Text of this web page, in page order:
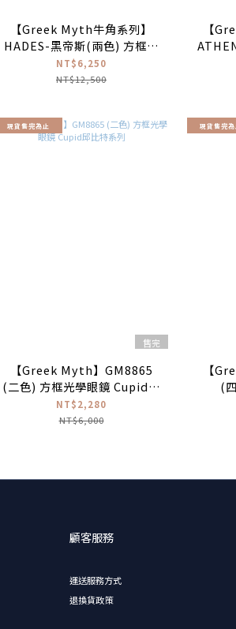
【Greek Myth牛角系列】
HADES-黑帝斯(兩色) 方框光
學眼鏡
NT$6,250
NT$12,500
【
現貨售完為止
售完
【Greek Myth】GM8865
(二色) 方框光學眼鏡 Cupid邱
比特系列
NT$2,280
NT$6,000
現貨售完為
【
(
顧客服務
運送服務方式
退換貨政策